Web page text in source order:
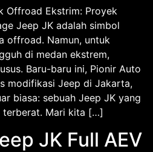
Offroad Ekstrim: Proyek
Jeep JK adalah simbol
offroad. Namun, untuk
di medan ekstrem,
Baru-baru ini, Pionir Auto
modifikasi Jeep di Jakarta,
biasa: sebuah Jeep JK yang
terberat. Mari kita […]
JK Full AEV